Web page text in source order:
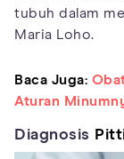
tubuh dalam
Maria Loho.
Baca Juga:
Aturan
Diagnosis